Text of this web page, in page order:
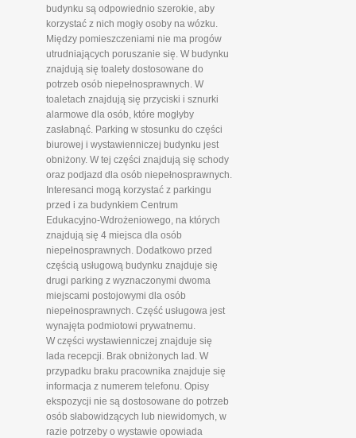
budynku są odpowiednio szerokie, aby
korzystać z nich mogły osoby na wózku.
Między pomieszczeniami nie ma progów
utrudniających poruszanie się. W budynku
znajdują się toalety dostosowane do
potrzeb osób niepełnosprawnych. W
toaletach znajdują się przyciski i sznurki
alarmowe dla osób, które mogłyby
zasłabnąć. Parking w stosunku do części
biurowej i wystawienniczej budynku jest
obniżony. W tej części znajdują się schody
oraz podjazd dla osób niepełnosprawnych.
Interesanci mogą korzystać z parkingu
przed i za budynkiem Centrum
Edukacyjno-Wdrożeniowego, na których
znajdują się 4 miejsca dla osób
niepełnosprawnych. Dodatkowo przed
częścią usługową budynku znajduje się
drugi parking z wyznaczonymi dwoma
miejscami postojowymi dla osób
niepełnosprawnych. Część usługowa jest
wynajęta podmiotowi prywatnemu.
W części wystawienniczej znajduje się
lada recepcji. Brak obniżonych lad. W
przypadku braku pracownika znajduje się
informacja z numerem telefonu. Opisy
ekspozycji nie są dostosowane do potrzeb
osób słabowidzących lub niewidomych, w
razie potrzeby o wystawie opowiada